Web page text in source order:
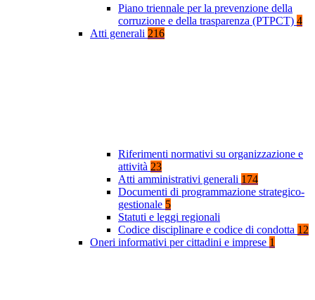
Piano triennale per la prevenzione della
corruzione e della trasparenza (PTPCT) 4
Atti generali 216
Riferimenti normativi su organizzazione e
attività 23
Atti amministrativi generali 174
Documenti di programmazione strategico-
gestionale 5
Statuti e leggi regionali
Codice disciplinare e codice di condotta 12
Oneri informativi per cittadini e imprese 1